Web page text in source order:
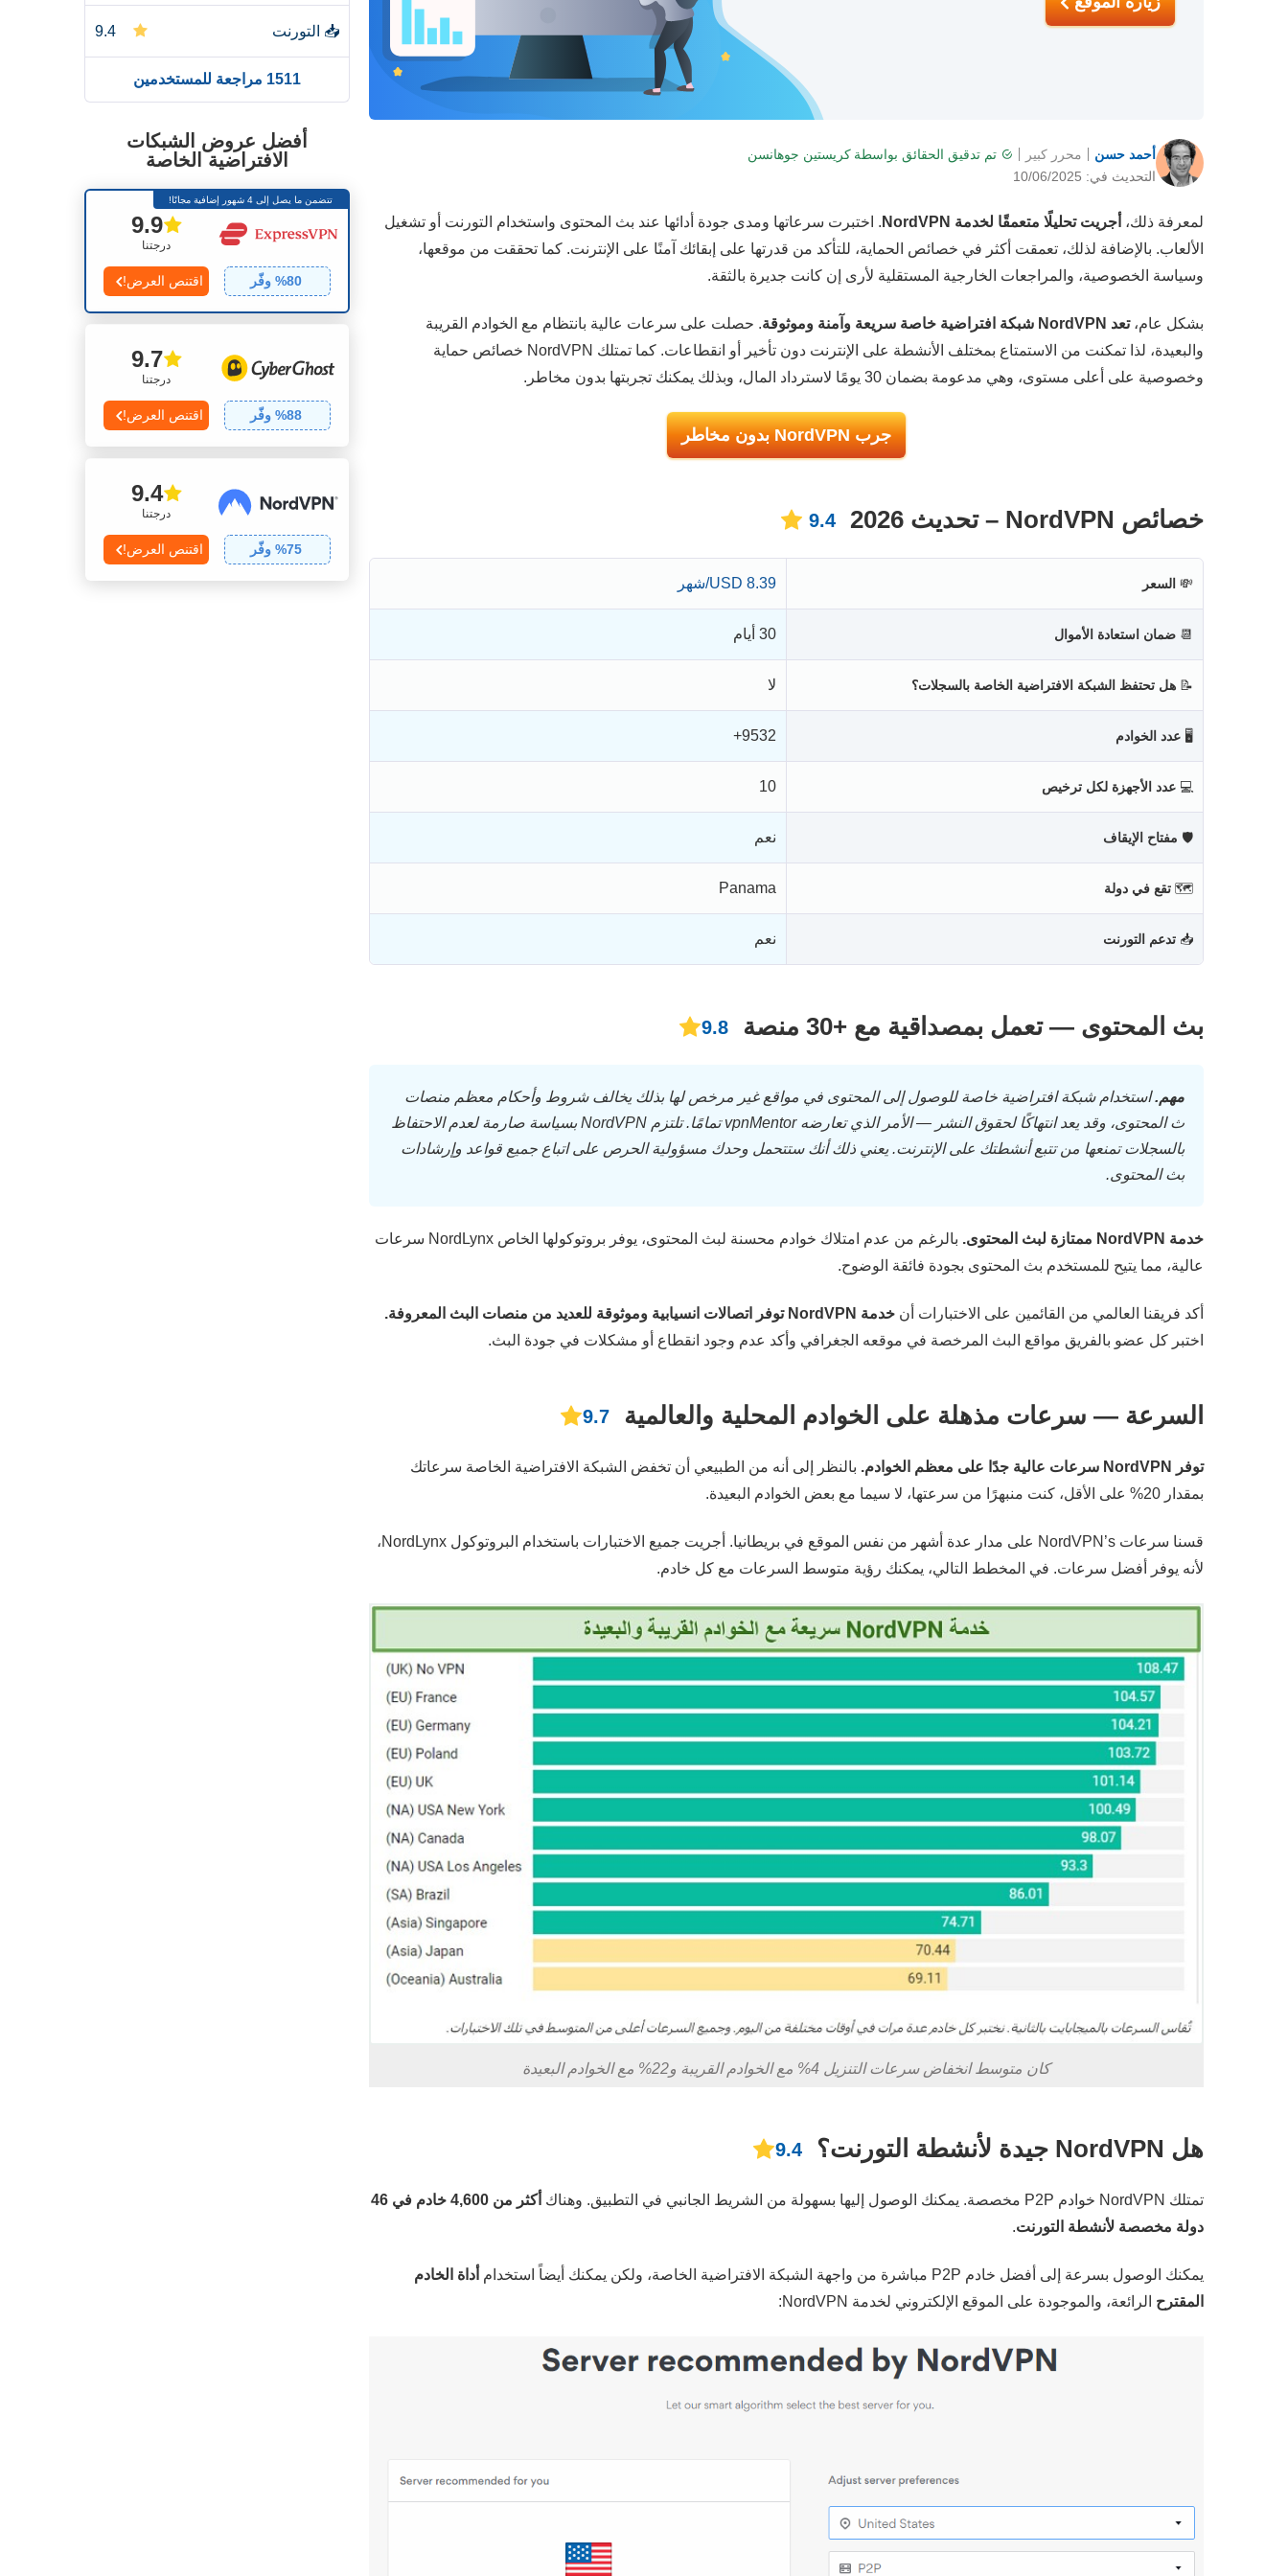
أحمد حسن
التحديث في: 10/06/2025
تم تدقيق الحقائق بواسطة كريستين جوهانسن محرر كبير
لمعرفة ذلك، أجريت تحليلًا متعمقًا لخدمة NordVPN
. اختبرت سرعاتها ومدى جودة أدائها عند بث المحتوى واستخدام التورنت أو تشغيل
الألعاب. بالإضافة لذلك، تعمقت أكثر في خصائص الحماية، للتأكد من قدرتها على إبقائك آمنًا على الإنترنت. كما تحققت من موقعها،
وسياسة الخصوصية، والمراجعات الخارجية المستقلية لأرى إن كانت جديرة بالثقة.
بشكل عام،تعد NordVPN شبكة افتراضية خاصة سريعة وآمنة وموثوقة
. حصلت على سرعات عالية بانتظام مع الخوادم القريبة
والبعيدة، لذا تمكنت من الاستمتاع بمختلف الأنشطة على الإنترنت دون تأخير أو انقطاعات. كما تمتلك NordVPN خصائص حماية
وخصوصية على أعلى مستوى، وهي مدعومة بضمان 30 يومًا لاسترداد المال، وبذلك يمكنك تجربتها بدون مخاطر.
جرب NordVPN بدون مخاطر
خصائص NordVPN – تحديث 2026 9.4
💸 السعر 8.39 USD/شهر
📆 ضمان استعادة الأموال 30 أيام
📝 هل تحتفظ الشبكة الافتراضية الخاصة بالسجلات؟ لا
🖥 عدد الخوادم 9532+
💻 عدد الأجهزة لكل ترخيص 10
🛡 مفتاح الإيقاف نعم
🗺 تقع في دولة Panama
📥 تدعم التورنت نعم
بث المحتوى — تعمل بمصداقية مع +30 منصة 9.8
مهم.استخدام شبكة افتراضية خاصة للوصول إلى المحتوى في مواقع غير مرخص لها بذلك يخالف شروط وأحكام معظم منصات
ث المحتوى، وقد يعد انتهاكًا لحقوق النشر — الأمر الذي تعارضه vpnMentor تمامًا. تلتزم NordVPN بسياسة صارمة لعدم الاحتفاظ
بالسجلات تمنعها من تتبع أنشطتك على الإنترنت. يعني ذلك أنك ستتحمل وحدك مسؤولية الحرص على اتباع جميع قواعد وإرشادات
بث المحتوى.
خدمة NordVPN ممتازة لبث المحتوى.
بالرغم من عدم امتلاك خوادم محسنة لبث المحتوى، يوفر بروتوكولها الخاص NordLynx سرعات
عالية، مما يتيح للمستخدم بث المحتوى بجودة فائقة الوضوح.
أكد فريقنا العالمي من القائمين على الاختبارات أن خدمة NordVPN توفر اتصالات انسيابية وموثوقة للعديد من منصات البث المعروفة.
اختبر كل عضو بالفريق مواقع البث المرخصة في موقعه الجغرافي وأكد عدم وجود انقطاع أو مشكلات في جودة البث.
السرعة — سرعات مذهلة على الخوادم المحلية والعالمية 9.7
توفر NordVPN سرعات عالية جدًا على معظم الخوادم.
بالنظر إلى أنه من الطبيعي أن تخفض الشبكة الافتراضية الخاصة سرعاتك
بمقدار 20% على الأقل، كنت منبهرًا من سرعتها، لا سيما مع بعض الخوادم البعيدة.
قسنا سرعات NordVPN’s على مدار عدة أشهر من نفس الموقع في بريطانيا. أجريت جميع الاختبارات باستخدام البروتوكول NordLynx،
لأنه يوفر أفضل سرعات. في المخطط التالي، يمكنك رؤية متوسط السرعات مع كل خادم.
كان متوسط انخفاض سرعات التنزيل 4% مع الخوادم القريبة و22% مع الخوادم البعيدة
هل NordVPN جيدة لأنشطة التورنت؟ 9.4
تمتلك NordVPN خوادم P2P مخصصة. يمكنك الوصول إليها بسهولة من الشريط الجانبي في التطبيق. وهناك
أكثر من 4,600 خادم في 46
دولة مخصصة لأنشطة التورنت.
يمكنك الوصول بسرعة إلى أفضل خادم P2P مباشرة من واجهة الشبكة الافتراضية الخاصة، ولكن يمكنك أيضاً استخدام
أداة الخادم
المقترح الرائعة، والموجودة على الموقع الإلكتروني لخدمة NordVPN:
📥 التورنت 9.4
التثبيت والتطبيقات
الأسعار
👨🏼‍🔧 المصداقية والدعم 9.5
1511 مراجعة للمستخدمين
أفضل عروض الشبكات
الافتراضية الخاصة
تتضمن ما يصل إلى 4 شهور إضافية مجانًا!
درجتنا
9.9
80% وفّر اقتنص العرض!
درجتنا
9.7
88% وفّر اقتنص العرض!
درجتنا
9.4
75% وفّر اقتنص العرض!